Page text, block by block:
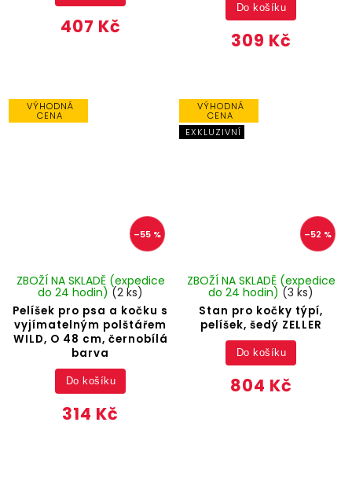
407 Kč
309 Kč
Do košíku
VÝHODNÁ
CENA
–55 %
Pelíšek pro psa a kočku s
vyjímatelným polštářem
WILD, O 48 cm, černobílá
barva
ZBOŽÍ NA SKLADĚ (expedice
do 24 hodin) (2 ks)
314 Kč
Do košíku
VÝHODNÁ
CENA
EXKLUZIVNÍ
–52 %
Stan pro kočky týpí,
pelíšek, šedý ZELLER
ZBOŽÍ NA SKLADĚ (expedice
do 24 hodin) (3 ks)
804 Kč
Do košíku